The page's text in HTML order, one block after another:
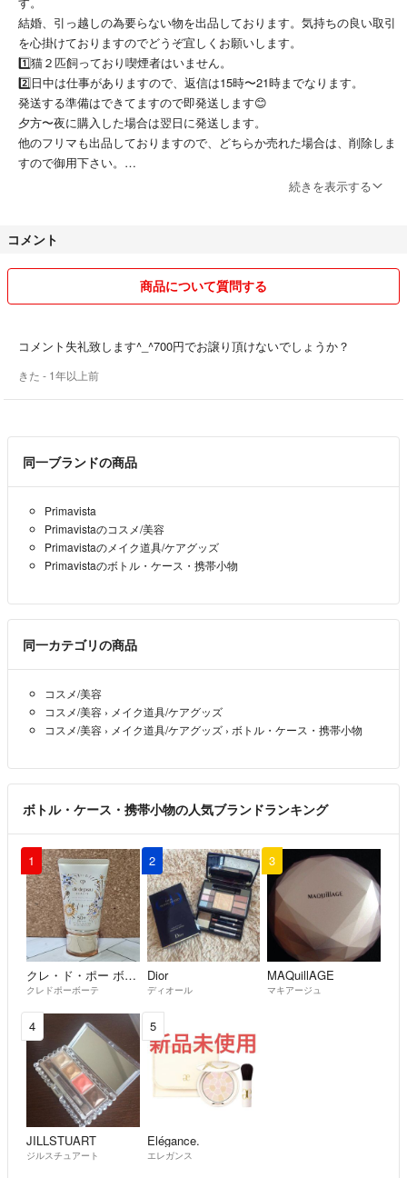
結婚、引っ越しの為要らない物を出品しております。気持ちの良い取引
を心掛けておりますのでどうぞ宜しくお願いします。
1️⃣猫２匹飼っており喫煙者はいません。
2️⃣日中は仕事がありますので、返信は15時〜21時までなります。
発送する準備はできてますので即発送します😊
夕方〜夜に購入した場合は翌日に発送します。
他のフリマも出品しておりますので、どちらか売れた場合は、削除しま
すので御用下さい。
続きを表示する
コメント
商品について質問する
コメント失礼致します^_^700円でお譲り頂けないでしょうか？
きた - 1年以上前
同一ブランドの商品
Primavista
Primavistaのコスメ/美容
Primavistaのメイク道具/ケアグッズ
Primavistaのボトル・ケース・携帯小物
同一カテゴリの商品
コスメ/美容
コスメ/美容 › メイク道具/ケアグッズ
コスメ/美容 › メイク道具/ケアグッズ › ボトル・ケース・携帯小物
ボトル・ケース・携帯小物の人気ブランドランキング
1
クレ・ド・ポー ボーテ
クレドポーボーテ
2
Dior
ディオール
3
MAQuillAGE
マキアージュ
4
JILLSTUART
ジルスチュアート
5
Elégance.
エレガンス